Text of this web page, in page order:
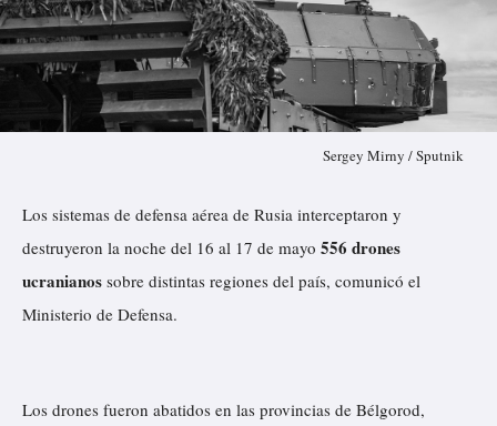
Sergey Mirny / Sputnik
Los sistemas de defensa aérea de Rusia interceptaron y
destruyeron la noche del 16 al 17 de mayo 556 drones
ucranianos sobre distintas regiones del país, comunicó el
Ministerio de Defensa.
Los drones fueron abatidos en las provincias de Bélgorod,